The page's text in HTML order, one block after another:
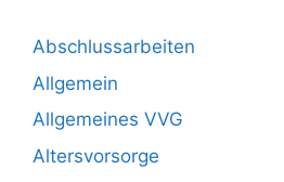
Abschlussarbeiten
Allgemein
Allgemeines VVG
Altersvorsorge